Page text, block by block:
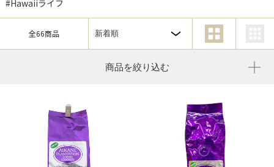
商品を絞り込む
#Hawaiiライフ
全66商品